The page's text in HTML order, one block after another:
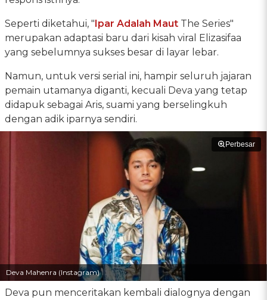
Seperti diketahui, "Ipar Adalah Maut The Series"
merupakan adaptasi baru dari kisah viral Elizasifaa
yang sebelumnya sukses besar di layar lebar.
Namun, untuk versi serial ini, hampir seluruh jajaran
pemain utamanya diganti, kecuali Deva yang tetap
didapuk sebagai Aris, suami yang berselingkuh
dengan adik iparnya sendiri.
Perbesar
Deva Mahenra (Instagram)
Deva pun menceritakan kembali dialognya dengan